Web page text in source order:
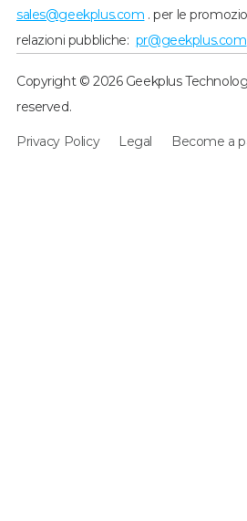
sales@geekplus.com . per le
relazioni pubbliche: pr@geekplus.com
Copyright © 2026 Geekplus
reserved.
Privacy Policy Legal Become a